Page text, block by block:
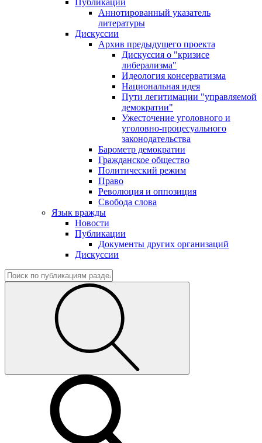
Публикации
Аннотированный указатель
литературы
Дискуссии
Архив предыдущего проекта
Дискуссия о "кризисе
либерализма"
Идеология консерватизма
Национальная идея
Пути легитимации "управляемой
демократии"
Ужесточение уголовного и
уголовно-процесуального
законодательства
Барометр демократии
Гражданское общество
Политический режим
Право
Революция и оппозиция
Свобода слова
Язык вражды
Новости
Публикации
Документы других организаций
Дискуссии